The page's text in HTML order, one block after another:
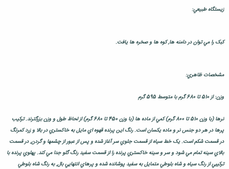
زيستگاه طبيعي:
کبک را مي توان در دامنه ها, کوه ها و صخره ها يافت.
مشخصات ظاهري:
وزن: از 510 تا 680 گرم با متوسط 595 گرم
نرها (با وزن 510 تا 800 گرم) کمي از ماده ها (با وزن 450 تا 680 گرم) از لحاظ طول و وزن بزرگترند. ترکيب
پرها در هر دو جنس نر و ماده يکسان است. رنگ اين پرنده قهوه اي مايل به خاکستري در بالا و زرد کمرنگ
در قسمت شکم است. يک خط سياه از قسمت جلوي سر آغاز شده و پس از عبور از چشمها و گردن, در قسمت
بالاي سينه تمام مي شود و سر و سينه خاکستري پرنده را از قسمت سفيد رنگ گلو جدا مي کند. پهلوي پرنده با
ترکيبي از رنگ سياه و شاه بلوطي متمايل به سفيد پوشانده شده و پرهاي انتهايي بال, به رنگ شاه بلوطي